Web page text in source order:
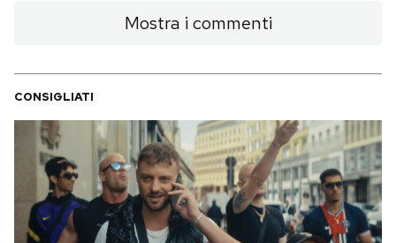
Mostra i commenti
CONSIGLIATI